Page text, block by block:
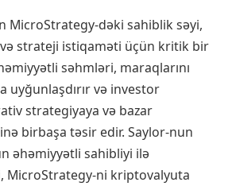
MicroStrategy-dəki sahiblik səyi,
strateji istiqaməti üçün kritik bir
səhmləri, maraqlarını
uyğunlaşdırır və investor
strategiyaya və bazar
birbaşa təsir edir. Saylor-nun
əhəmiyyətli sahibliyi ilə
MicroStrategy-ni kriptovalyuta